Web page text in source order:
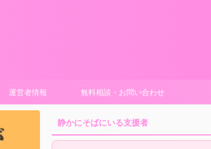
運営者情報 無料相談・お問い合わせ
静かにそばにいる支援者